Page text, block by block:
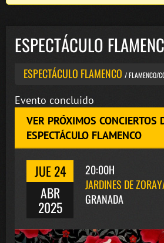
ESPECTÁCULO
ESPECTÁCULO FLAMENCO / FLAMENCO/
Evento concluido
VER PRÓXIMOS CONCIERTOS
ESPECTÁCULO FLAMENCO
JUE 24
ABR
2025
20:00H
JARDINES DE
GRANADA